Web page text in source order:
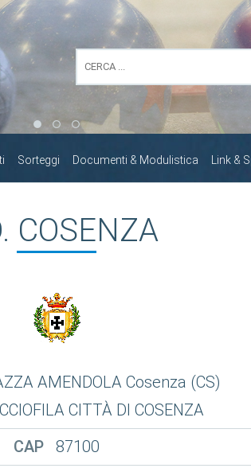
Sorteggi Documenti & Modulistica Link &
COSENZA
AMENDOLA Cosenza (CS)
CITTÀ DI COSENZA
CAP
87100